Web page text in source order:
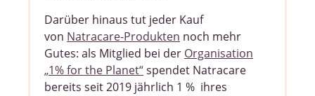
Darüber hinaus tut jeder Kauf
von Natracare-Produkten noch mehr
Gutes: als Mitglied bei der Organisation
„1% for the Planet“spendet Natracare
bereits seit 2019 jährlich 1 % ihres